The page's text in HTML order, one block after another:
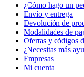
¿Cómo hago un
Envío y entrega
Devolución de
Modalidades de
Ofertas y códigos
¿Necesitas más
Empresas
Mi cuenta